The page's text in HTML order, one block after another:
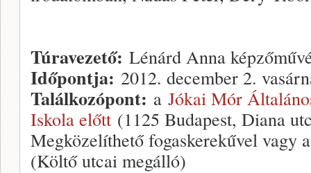
Túravezető: Lénárd Anna
Időpontja: 2012. december 2.
Találkozópont: a Jókai Mór
Iskola előtt (1125 Budapest, Diana
Megközelíthető fogaskerekűvel vagy
(Költő utcai megálló)